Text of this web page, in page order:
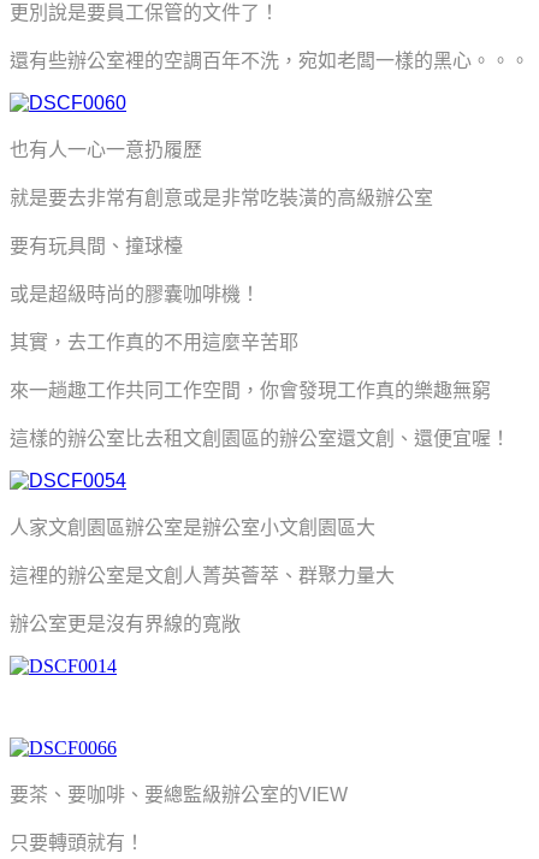
更別說是要員工保管的文件了！
還有些辦公室裡的空調百年不洗，宛如老闆一樣的黑心。。。
也有人一心一意扔履歷
就是要去非常有創意或是非常吃裝潢的高級辦公室
要有玩具間、撞球檯
或是超級時尚的膠囊咖啡機！
其實，去工作真的不用這麼辛苦耶
來一趟趣工作共同工作空間，你會發現工作真的樂趣無窮
這樣的辦公室比去租文創園區的辦公室還文創、還便宜喔！
人家文創園區辦公室是辦公室小文創園區大
這裡的辦公室是文創人菁英薈萃、群聚力量大
辦公室更是沒有界線的寬敞
要茶、要咖啡、要總監級辦公室的VIEW
只要轉頭就有！